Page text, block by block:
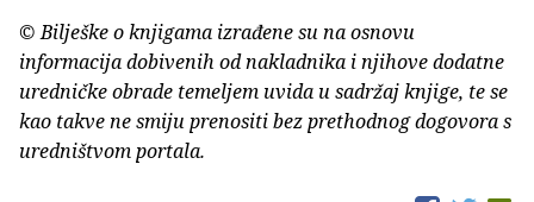
© Bilješke o knjigama izrađene su na osnovu
informacija dobivenih od nakladnika i njihove dodatne
uredničke obrade temeljem uvida u sadržaj knjige, te se
kao takve ne smiju prenositi bez prethodnog dogovora s
uredništvom portala.